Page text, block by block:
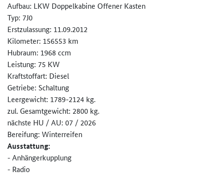
Aufbau: LKW Doppelkabine Offener Kasten
Typ: 7J0
Erstzulassung: 11.09.2012
Kilometer: 156553 km
Hubraum: 1968 ccm
Leistung: 75 KW
Kraftstoffart: Diesel
Getriebe: Schaltung
Leergewicht: 1789-2124 kg.
zul. Gesamtgewicht: 2800 kg.
nächste HU / AU: 07 / 2026
Bereifung: Winterreifen
Ausstattung:
- Anhängerkupplung
- Radio